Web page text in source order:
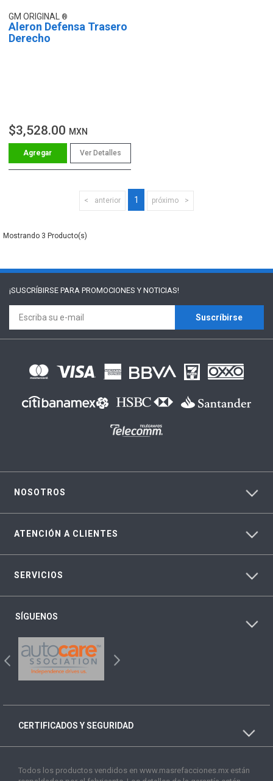
GM ORIGINAL
Aleron Defensa Trasero
Derecho
$3,528.00 MXN
Ver Detalles
anterior 1 próximo
3
¡SUSCRÍBIRSE PARA PROMOCIONES Y NOTICIAS!
Suscríbirse
NOSOTROS
ATENCIÓN A CLIENTES
SERVICIOS
SÍGUENOS
CERTIFICADOS Y SEGURIDAD
Todos los productos vendidos en www.masrefacciones.mx están